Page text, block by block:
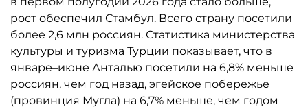
рост обеспечил Стамбул. Всего страну посетили
более 2,6 млн россиян. Статистика министерства
культуры и туризма Турции показывает, что в
январе–июне Анталью посетили на 6,8% меньше
россиян, чем год назад, эгейское побережье
(провинция Мугла) на 6,7% меньше, чем годом